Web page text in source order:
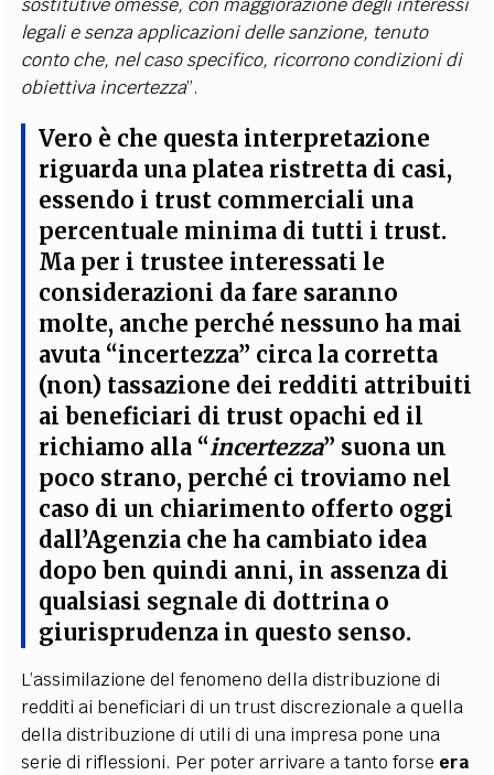
sostitutive omesse, con maggiorazione degli interessi
legali e senza applicazioni delle sanzione, tenuto
conto che, nel caso specifico, ricorrono condizioni di
obiettiva incertezza”.
Vero è che questa interpretazione
riguarda una platea ristretta di casi,
essendo i trust commerciali una
percentuale minima di tutti i trust.
Ma per i trustee interessati le
considerazioni da fare saranno
molte, anche perché nessuno ha mai
avuta “incertezza” circa la corretta
(non) tassazione dei redditi attribuiti
ai beneficiari di trust opachi ed il
richiamo alla “incertezza” suona un
poco strano, perché ci troviamo nel
caso di un chiarimento offerto oggi
dall’Agenzia che ha cambiato idea
dopo ben quindi anni, in assenza di
qualsiasi segnale di dottrina o
giurisprudenza in questo senso.
L’assimilazione del fenomeno della distribuzione di
redditi ai beneficiari di un trust discrezionale a quella
della distribuzione di utili di una impresa pone una
serie di riflessioni. Per poter arrivare a tanto forse era